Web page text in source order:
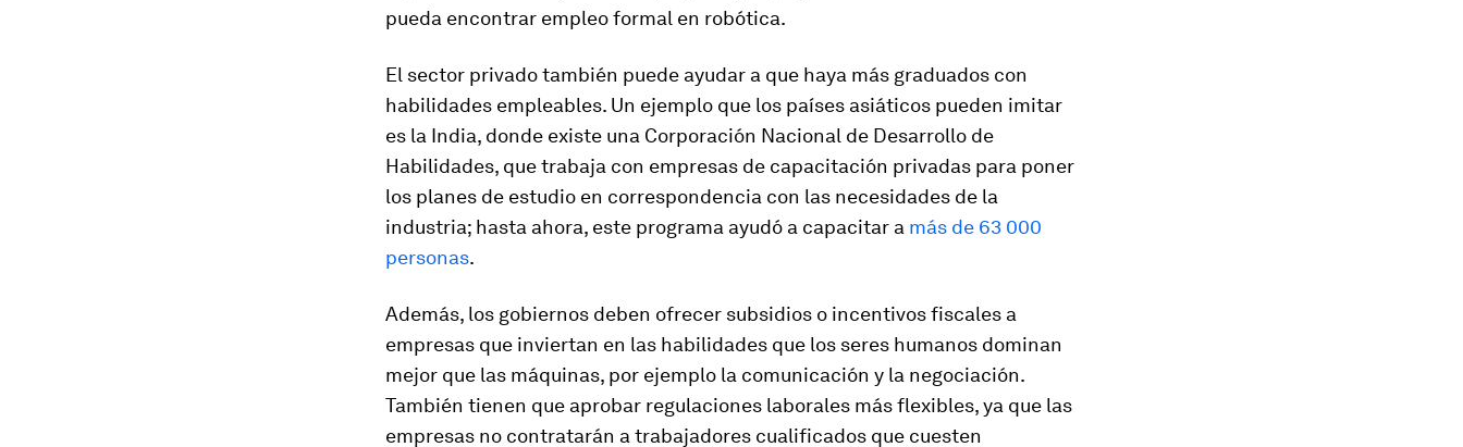
pueda encontrar empleo formal en robótica.
El sector privado también puede ayudar a que haya más graduados con
habilidades empleables. Un ejemplo que los países asiáticos pueden imitar
es la India, donde existe una Corporación Nacional de Desarrollo de
Habilidades, que trabaja con empresas de capacitación privadas para poner
los planes de estudio en correspondencia con las necesidades de la
industria; hasta ahora, este programa ayudó a capacitar a más de 63 000
personas.
Además, los gobiernos deben ofrecer subsidios o incentivos fiscales a
empresas que inviertan en las habilidades que los seres humanos dominan
mejor que las máquinas, por ejemplo la comunicación y la negociación.
También tienen que aprobar regulaciones laborales más flexibles, ya que las
empresas no contratarán a trabajadores cualificados que cuesten